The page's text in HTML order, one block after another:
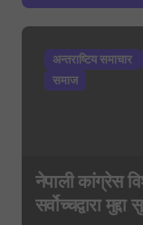
अन्तराष्टिय समाचार
समाज
नेपाली कांग्रेस
सर्वोच्चद्वारा